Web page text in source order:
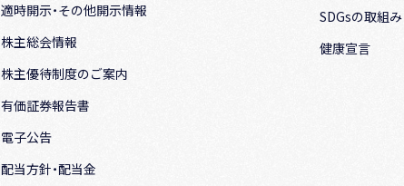
適時開示・その他開示情報
株主総会情報
株主優待制度のご案内
有価証券報告書
電子公告
配当方針・配当金
SDGsの取組み
健康宣言